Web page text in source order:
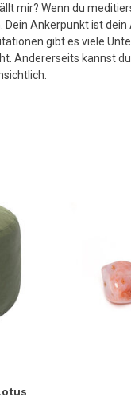
mir? Wenn du
Dein Ankerpunkt ist
gibt es viele
Andererseits kannst